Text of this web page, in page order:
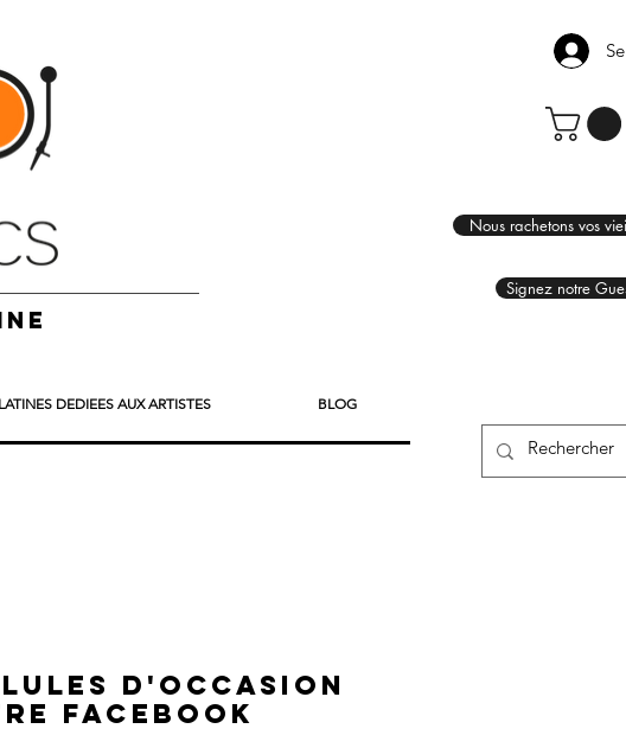
Nous rachetons vos
Signez notre
DEDIEES AUX ARTISTES BLOG
D'OCCASION
FACEBOOK